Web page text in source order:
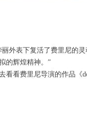
外表下复活了费里尼的
的辉煌精神。”
看看费里尼导演的作品《